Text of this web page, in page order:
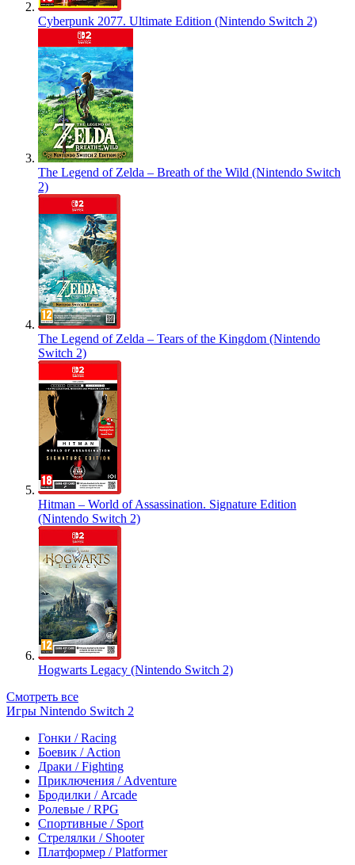
Cyberpunk 2077. Ultimate Edition (Nintendo Switch 2)
The Legend of Zelda – Breath of the Wild (Nintendo Switch
2)
The Legend of Zelda – Tears of the Kingdom (Nintendo
Switch 2)
Hitman – World of Assassination. Signature Edition
(Nintendo Switch 2)
Hogwarts Legacy (Nintendo Switch 2)
Смотреть все
Игры Nintendo Switch 2
Гонки / Racing
Боевик / Action
Драки / Fighting
Приключения / Adventure
Бродилки / Arcade
Ролевые / RPG
Спортивные / Sport
Стрелялки / Shooter
Платформер / Platformer